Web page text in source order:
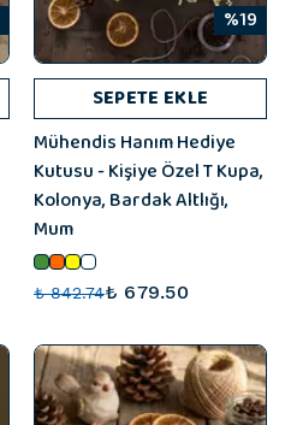
%19
SEPETE EKLE
Mühendis Hanım Hediye
Kutusu - Kişiye Özel T Kupa,
Kolonya, Bardak Altlığı,
Mum
₺ 842.74₺ 679.50